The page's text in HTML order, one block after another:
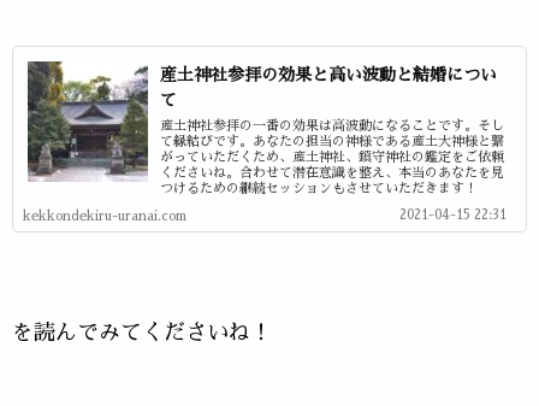
産土神社参拝の効果と高い波動と結婚につい
て
産土神社参拝の一番の効果は高波動になることです。そし
て縁結びです。あなたの担当の神様である産土大神様と繋
がっていただくため、産土神社、鎮守神社の鑑定をご依頼
くださいね。合わせて潜在意識を整え、本当のあなたを見
つけるための継続セッションもさせていただきます！
kekkondekiru-uranai.com 2021-04-15 22:31
を読んでみてくださいね！